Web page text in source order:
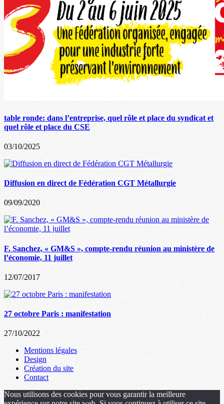
table ronde: dans l’entreprise, quel rôle et place du syndicat et
quel rôle et place du CSE
03/10/2025
Diffusion en direct de Fédération CGT Métallurgie
09/09/2020
F. Sanchez, « GM&S », compte-rendu réunion au ministère de
l’économie, 11 juillet
12/07/2017
27 octobre Paris : manifestation
27/10/2022
Mentions légales
Design
Création du site
Contact
Nous utilisons des cookies pour vous garantir la meilleure